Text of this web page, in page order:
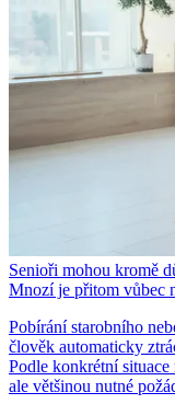
Senioři mohou kromě
Mnozí je přitom vůbec
Pobírání starobního
člověk automaticky
Podle konkrétní
ale většinou nutné